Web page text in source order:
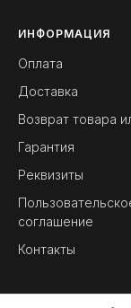
ИНФОРМАЦИЯ
Оплата
Доставка
Возврат товара
Гарантия
Реквизиты
соглашение
Контакты